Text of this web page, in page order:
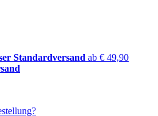
Standardversand ab € 49,90